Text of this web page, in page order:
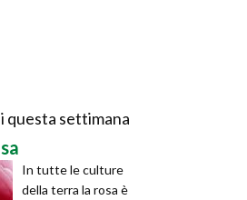
questa settimana
In tutte le culture
della terra la rosa è